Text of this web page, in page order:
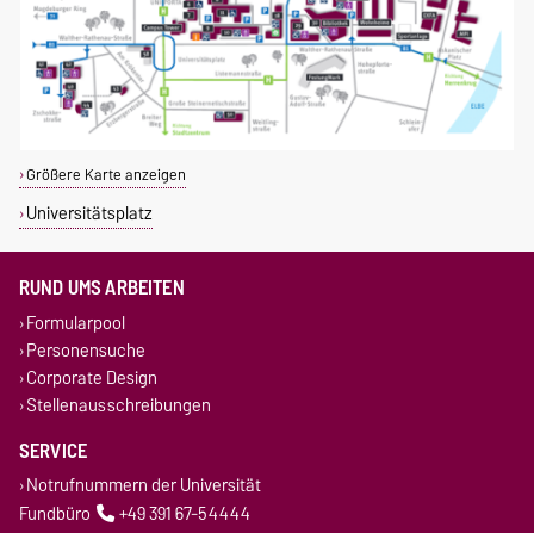
Größere Karte anzeigen
Universitätsplatz
RUND UMS ARBEITEN
Formularpool
Personensuche
Corporate Design
Stellenausschreibungen
SERVICE
Notrufnummern der Universität
Fundbüro
+49 391 67-54444